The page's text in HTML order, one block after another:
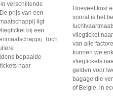
verschillende
prijs van een
ligt
bij een
Toch
bepaalde
naar
Hoeveel kost
vooral is het
vliegticket
van alle
kunnen we
vliegtickets
gelden voor
bagage die
of België, in